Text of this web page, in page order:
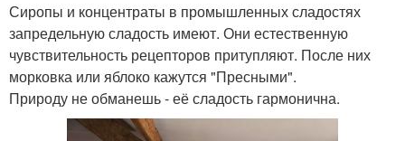
Сиропы и концентраты в промышленных сладостях
запредельную сладость имеют. Они естественную
чувствительность рецепторов притупляют. После них
морковка или яблоко кажутся "Пресными".
Природу не обманешь - её сладость гармонична.